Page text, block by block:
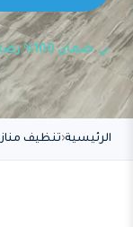
ضمان 100% رضا العميل
الرئيسية تنظيف